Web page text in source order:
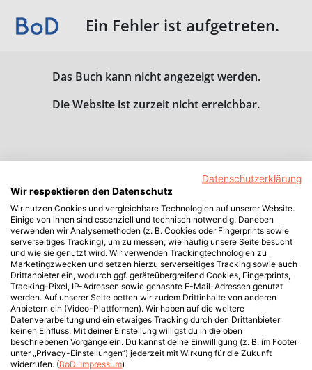
Ein Fehler ist aufgetreten.
Das Buch kann nicht angezeigt werden.
Die Website ist zurzeit nicht erreichbar.
Datenschutzerklärung
Wir respektieren den Datenschutz
Wir nutzen Cookies und vergleichbare Technologien auf unserer Website.
Einige von ihnen sind essenziell und technisch notwendig. Daneben
verwenden wir Analysemethoden (z. B. Cookies oder Fingerprints sowie
serverseitiges Tracking), um zu messen, wie häufig unsere Seite besucht
und wie sie genutzt wird. Wir verwenden Trackingtechnologien zu
Marketingzwecken und setzen hierzu serverseitiges Tracking sowie auch
Drittanbieter ein, wodurch ggf. geräteübergreifend Cookies, Fingerprints,
Tracking-Pixel, IP-Adressen sowie gehashte E-Mail-Adressen genutzt
werden. Auf unserer Seite betten wir zudem Drittinhalte von anderen
Anbietern ein (Video-Plattformen). Wir haben auf die weitere
Datenverarbeitung und ein etwaiges Tracking durch den Drittanbieter
keinen Einfluss. Mit deiner Einstellung willigst du in die oben
beschriebenen Vorgänge ein. Du kannst deine Einwilligung (z. B. im Footer
unter „Privacy-Einstellungen“) jederzeit mit Wirkung für die Zukunft
widerrufen. (BoD-Impressum)